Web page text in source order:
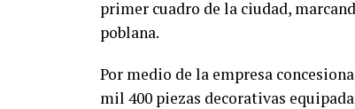
primer cuadro de la ciudad,
poblana.
Por medio de la empresa
mil 400 piezas decorativas